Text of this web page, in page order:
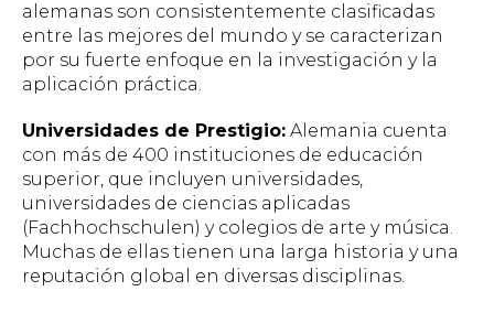
alemanas son consistentemente clasificadas
entre las mejores del mundo y se caracterizan
por su fuerte enfoque en la investigación y la
aplicación práctica.
Universidades de Prestigio: Alemania cuenta
con más de 400 instituciones de educación
superior, que incluyen universidades,
universidades de ciencias aplicadas
(Fachhochschulen) y colegios de arte y música.
Muchas de ellas tienen una larga historia y una
reputación global en diversas disciplinas.